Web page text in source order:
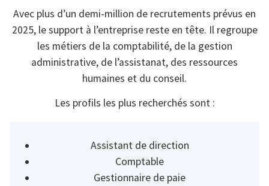
Avec plus d’un demi-million de recrutements prévus en
2025, le support à l’entreprise reste en tête. Il regroupe
les métiers de la comptabilité, de la gestion
administrative, de l’assistanat, des ressources
humaines et du conseil.
Les profils les plus recherchés sont :
Assistant de direction
Comptable
Gestionnaire de paie